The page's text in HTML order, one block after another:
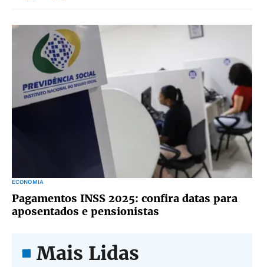
ECONOMIA
Pagamentos INSS 2025: confira datas para
aposentados e pensionistas
Mais Lidas